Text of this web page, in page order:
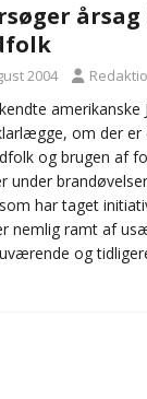
2004
amerikanske
om der
og brugen af
under
har taget
nemlig ramt af
og